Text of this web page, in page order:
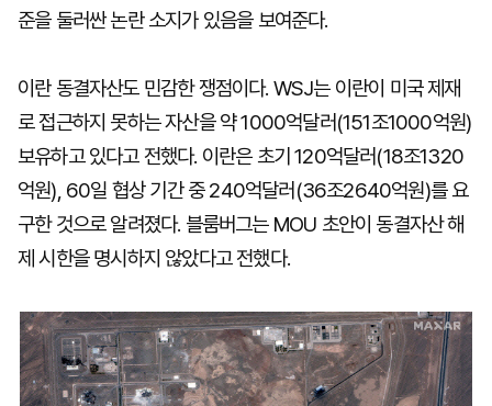
준을 둘러싼 논란 소지가 있음을 보여준다.
이란 동결자산도 민감한 쟁점이다. WSJ는 이란이 미국 제재
로 접근하지 못하는 자산을 약 1000억달러(151조1000억원)
보유하고 있다고 전했다. 이란은 초기 120억달러(18조1320
억원), 60일 협상 기간 중 240억달러(36조2640억원)를 요
구한 것으로 알려졌다. 블룸버그는 MOU 초안이 동결자산 해
제 시한을 명시하지 않았다고 전했다.